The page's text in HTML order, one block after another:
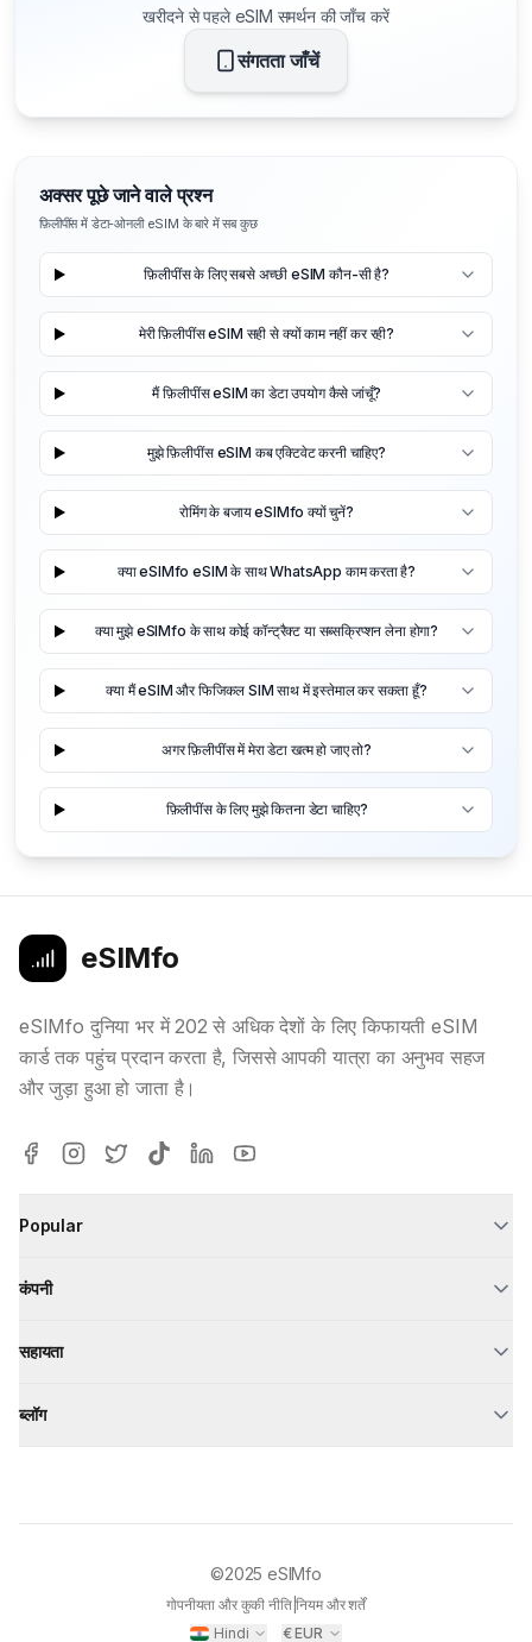
खरीदने से पहले eSIM समर्थन की जाँच करें
संगतता जाँचें
अक्सर पूछे जाने वाले प्रश्न
फ़िलीपींस में डेटा-ओनली eSIM के बारे में सब कुछ
फ़िलीपींस के लिए सबसे अच्छी eSIM कौन-सी है?
मेरी फ़िलीपींस eSIM सही से क्यों काम नहीं कर रही?
मैं फ़िलीपींस eSIM का डेटा उपयोग कैसे जांचूँ?
मुझे फ़िलीपींस eSIM कब एक्टिवेट करनी चाहिए?
रोमिंग के बजाय eSIMfo क्यों चुनें?
क्या eSIMfo eSIM के साथ WhatsApp काम करता है?
क्या मुझे eSIMfo के साथ कोई कॉन्ट्रैक्ट या सब्सक्रिप्शन लेना होगा?
क्या मैं eSIM और फिजिकल SIM साथ में इस्तेमाल कर सकता हूँ?
अगर फ़िलीपींस में मेरा डेटा खत्म हो जाए तो?
फ़िलीपींस के लिए मुझे कितना डेटा चाहिए?
eSIMfo
eSIMfo दुनिया भर में 202 से अधिक देशों के लिए किफायती eSIM
कार्ड तक पहुंच प्रदान करता है, जिससे आपकी यात्रा का अनुभव सहज
और जुड़ा हुआ हो जाता है।
Popular
कंपनी
सहायता
ब्लॉग
©2025 eSIMfo
गोपनीयता और कुकी नीति|नियम और शर्तें
Hindi
€EUR